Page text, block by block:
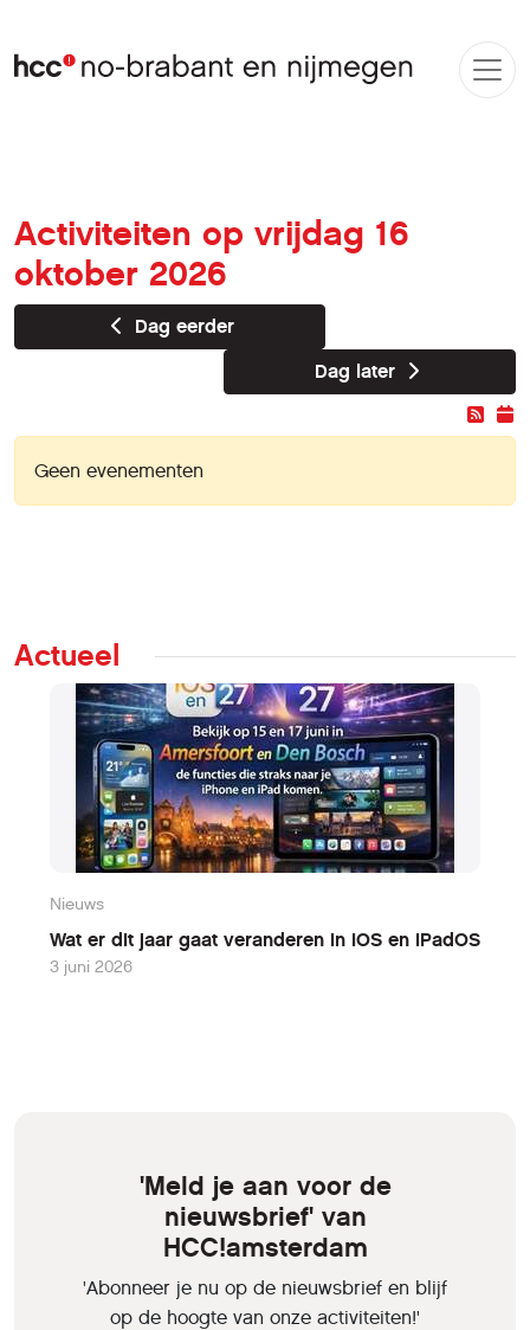
Activiteiten op vrijdag 16
oktober 2026
Dag eerder
Dag later
Geen evenementen
Actueel
Nieuws
Wat er dit jaar gaat veranderen in iOS en iPadOS
3 juni 2026
'Meld je aan voor de
nieuwsbrief' van
HCC!amsterdam
'Abonneer je nu op de nieuwsbrief en blijf
op de hoogte van onze activiteiten!'